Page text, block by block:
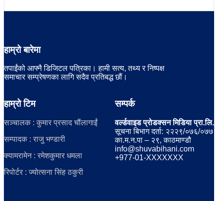
हाम्रो बारेमा
तपाईंको आफ्नै डिजिटल पत्रिका। हामी सत्य, तथ्य र निष्पक्ष
समाचार सम्प्रेषणका लागि सदैव प्रतिबद्ध छौं।
हाम्रो टिम
सञ्चालक : कुमार प्रसाद चौंलागाईं
सम्पादक : राजु भण्डारी
क्यामरामेन : रमेशकुमार धमला
रिपोर्टर : ज्योत्सना सिंह ठकुरी
सम्पर्क
वर्ल्डवाइड प्रोडक्सन मिडिया प्रा.लि.
सूचना बिभाग दर्ता: २२२९/०७६/०७७
का.म.न.पा – २९, काठमाण्डौ
info@shuvabihani.com
+977-01-XXXXXXX